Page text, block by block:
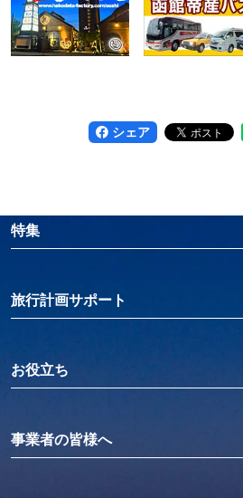
シェア
特集
旅行計画サポート
お役立ち
事業者の皆様へ